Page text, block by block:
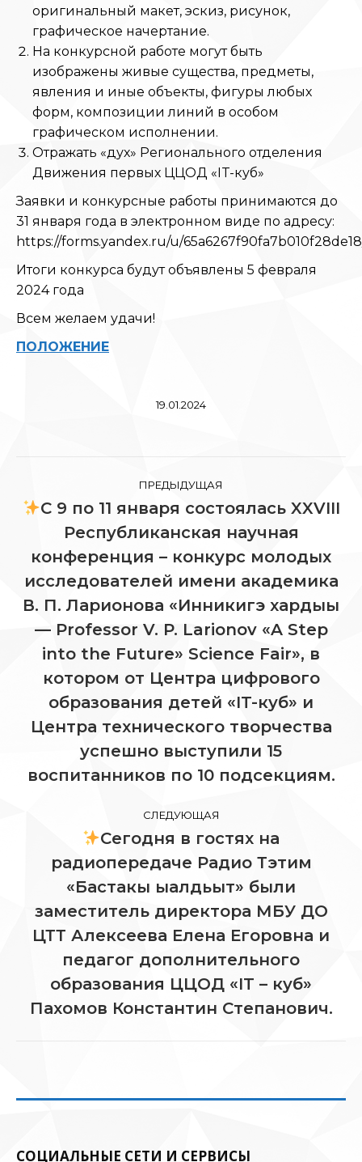
оригинальный макет, эскиз, рисунок,
графическое начертание.
На конкурсной работе могут быть
изображены живые существа, предметы,
явления и иные объекты, фигуры любых
форм, композиции линий в особом
графическом исполнении.
Отражать «дух» Регионального отделения
Движения первых ЦЦОД «IT-куб»
Заявки и конкурсные работы принимаются до
31 января года в электронном виде по адресу:
https://forms.yandex.ru/u/
Итоги конкурса будут объявлены 5 февраля
2024 года
Всем желаем удачи!
ПОЛОЖЕНИЕ
19.01.2024
Навигация
по
записям
ПРЕДЫДУЩАЯ
запись:
С 9 по 11 января состоялась XXVIII
Республиканская научная
конференция – конкурс молодых
исследователей имени академика
В. П. Ларионова «Инникигэ хардыы
— Professor V. P. Larionov «A Step
into the Future» Science Fair», в
котором от Центра цифрового
образования детей «IT-куб» и
Центра технического творчества
успешно выступили 15
воспитанников по 10 подсекциям.
СЛЕДУЮЩАЯ
Следующая
запись:
Сегодня в гостях на
радиопередаче Радио Тэтим
«Бастакы ыалдьыт» были
заместитель директора МБУ ДО
ЦТТ Алексеева Елена Егоровна и
педагог дополнительного
образования ЦЦОД «IT – куб»
Пахомов Константин Степанович.
СОЦИАЛЬНЫЕ СЕТИ И СЕРВИСЫ